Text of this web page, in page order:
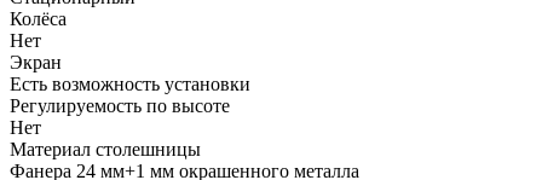
Колёса
Нет
Экран
Есть возможность установки
Регулируемость по высоте
Нет
Материал столешницы
Фанера 24 мм+1 мм окрашенного металла